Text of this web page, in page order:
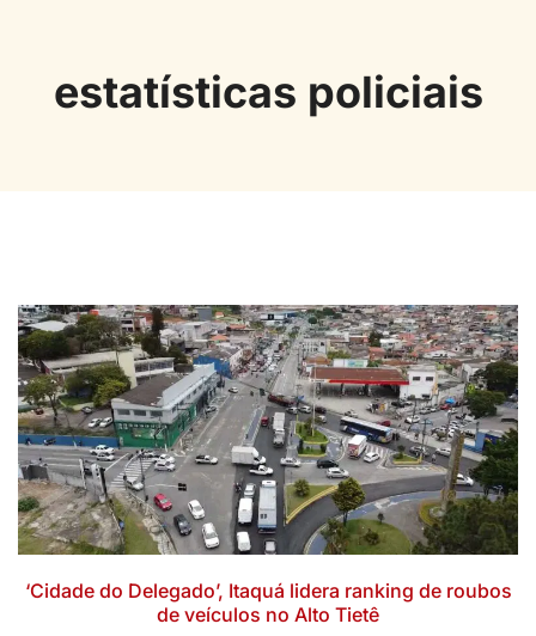
estatísticas policiais
‘Cidade do Delegado’, Itaquá lidera ranking de roubos
de veículos no Alto Tietê